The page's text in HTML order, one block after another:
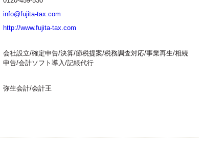
info@fujita-tax.com
http://www.fujita-tax.com
会社設立/確定申告/決算/節税提案/税務調査対応/事業再生/相続
申告/会計ソフト導入/記帳代行
弥生会計/会計王